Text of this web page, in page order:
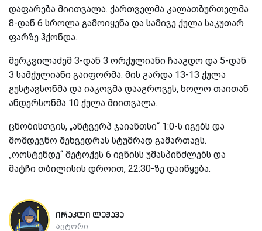
დაფარება მიითვალა. ქართველმა კალათბურთელმა
8-დან 6 სროლა გამოიყენა და სამივე ქულა საკუთარ
ფარზე ჰქონდა.
მერკვილაძემ 3-დან 3 ორქულიანი ჩააგდო და 5-დან
3 სამქულიანი გაიფორმა. მის გარდა 13-13 ქულა
გუსტავსონმა და იაკოვმა დააგროვეს, ხოლო თაითან
ანდერსონმა 10 ქულა მიითვალა.
ცნობისთვის, „ანტვერპ ჯაიანთსი“ 1:0-ს იგებს და
მომდევნო შეხვედრას სტუმრად გამართავს.
„ოოსტენდე“ მეტოქეს 6 ივნისს უმასპინძლებს და
მატჩი თბილისის დროით, 22:30-ზე დაიწყება.
ირაკლი ლეჟავა
ავტორი